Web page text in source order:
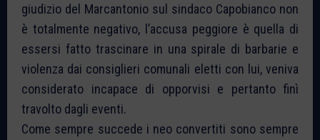
giudizio del Marcantonio sul sindaco Capobianco non
è totalmente negativo, l’accusa peggiore è quella di
essersi fatto trascinare in una spirale di barbarie e
violenza dai consiglieri comunali eletti con lui, veniva
considerato incapace di opporvisi e pertanto finì
travolto dagli eventi.
Come sempre succede i neo convertiti sono sempre